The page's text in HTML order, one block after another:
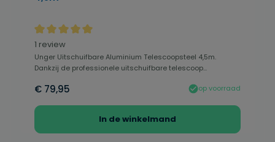
Gemiddelde waardering van 5 van 5 sterren
1 review
Unger Uitschuifbare Aluminium Telescoopsteel 4,5m.
Dankzij de professionele uitschuifbare telescoop...
€ 79,95 op voorraad
In de winkelmand